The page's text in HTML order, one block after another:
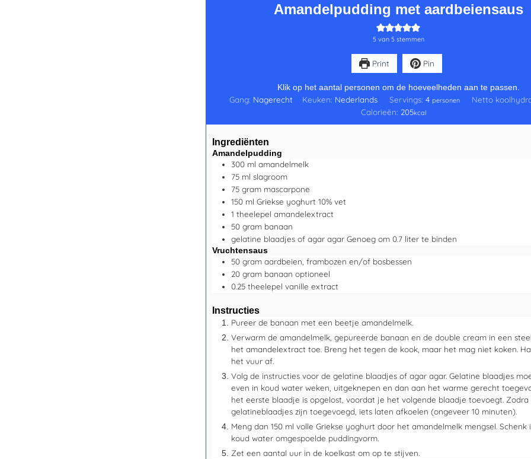
Amandelpudding met aardbeiensaus
5van 5stemmen
Print Pin
Klik op het aantal personen om de hoeveelheden aan te passen.
Gang: Nagerecht Keuken: Nederlands Servings: 4 personen Netto
Calorieën: 205kcal
Ingrediënten
Amandelpudding
300 ml amandelmelk
75 ml slagroom
75 gram mascarpone
150 ml Griekse yoghurt 10% vet
1 theelepel amandelextract
50 gram banaan
gelatine blaadjes of agar agar Genoeg om 0.7 liter te binden
Vruchtensaus
50 gram aardbeien, frambozen en/of bosbessen
20 gram banaan optioneel
0.25 theelepel vanille extract
Instructies
Pureer de banaan met een beetje amandelmelk.
Verwarm de amandelmelk, gepureerde banaan en de double cream in een
het amandelextract toe. Breng het tegen de kook, maar het mag niet koken.
het vuur af.
Volg de instructies voor de gelatine blaadjes of agar agar. Gelatine blaadjes
even in koud water weken, uitgeknepen en dan aan het warme gerecht
het eerste blaadje is opgelost, voordat je het volgende blaadje toevoegt. Zodra
gelatineblaadjes zijn toegevoegd, iets laten afkoelen (ongeveer 10 minuten).
Meng dan 150 ml volle Griekse yoghurt door het amandelmelk mengsel. Schenk
koud water omgespoelde puddingvorm.
Zet een aantal uur in de koelkast om op te stijven.